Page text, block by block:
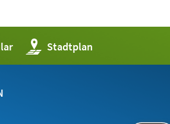
Stadtplan
(Öffnet
in
einem